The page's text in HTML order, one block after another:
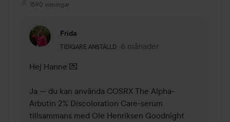
1590 visningar
Frida
TIDIGARE ANSTÄLLD
Användarens roll: Tidigare anställd.
6 månader
Kommentaren lades 6
Hej Hanne 💌
Ja — du kan använda COSRX The Alpha-
Arbutin 2% Discoloration Care-serum
tillsammans med Ole Henriksen Goodnight